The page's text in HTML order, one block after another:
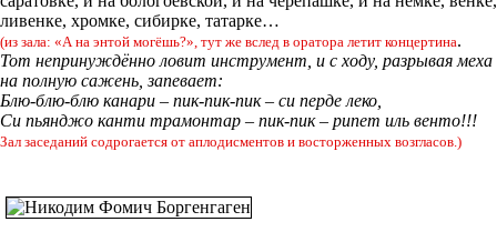
ливенке, хромке, сибирке, татарке…
(из зала: «А на энтой могёшь?», тут же вслед в оратора летит концертина.
Тот непринуждённо ловит инструмент, и с ходу, разрывая меха
на полную сажень, запевает:
Блю-блю-блю канари – пик-пик-пик – си перде леко,
Си пьянджо канти трамонтар – пик-пик – рипет иль венто!!!
Зал заседаний содрогается от аплодисментов и восторженных возгласов.)